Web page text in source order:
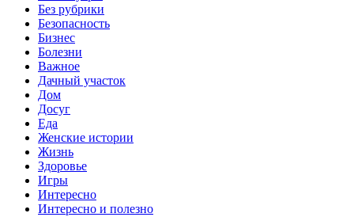
Без рубрики
Безопасность
Бизнес
Болезни
Важное
Дачный участок
Дом
Досуг
Еда
Женские истории
Жизнь
Здоровье
Игры
Интересно
Интересно и полезно